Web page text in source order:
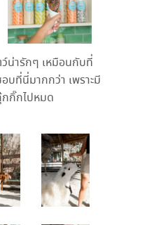
น่ารักๆ เหมือนกับที่
บที่นี่มากกว่า เพราะมี
กิ๊กไปหมด